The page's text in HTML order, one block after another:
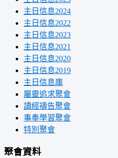
主日信息2024
主日信息2022
主日信息2023
主日信息2021
主日信息2020
主日信息2019
主日信息庫
屬靈追求聚會
讀經禱告聚會
事奉學習聚會
特別聚會
聚會資料